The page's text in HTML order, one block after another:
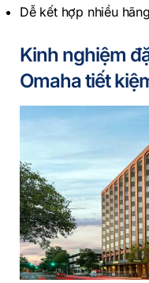
Dễ kết hợp nhiều
Kinh nghiệm
Omaha tiết